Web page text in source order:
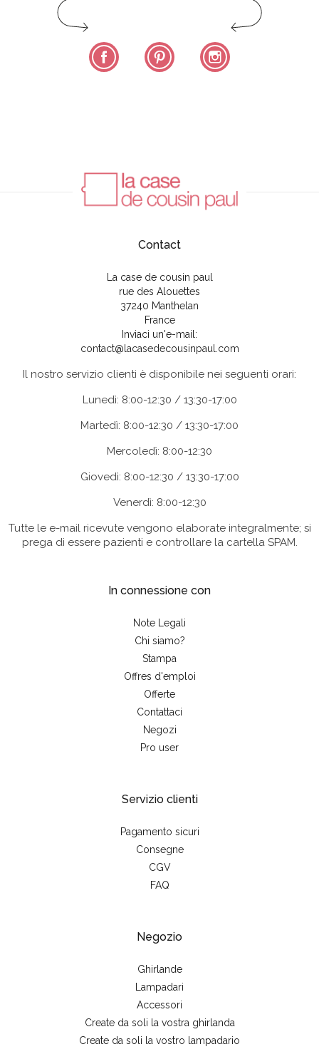
Facebook Pinterest
Contact
La case de cousin paul
rue des Alouettes
37240 Manthelan
France
Inviaci un'e-mail:
contact@lacasedecousinpaul.com
Il nostro servizio clienti è disponibile nei seguenti orari:
Lunedì: 8:00-12:30 / 13:30-17:00
Martedì: 8:00-12:30 / 13:30-17:00
Mercoledì: 8:00-12:30
Giovedì: 8:00-12:30 / 13:30-17:00
Venerdì: 8:00-12:30
Tutte le e-mail ricevute vengono elaborate integralmente; si
prega di essere pazienti e controllare la cartella SPAM.
In connessione con
Note Legali
Chi siamo?
Stampa
Offres d'emploi
Offerte
Contattaci
Negozi
Pro user
Servizio clienti
Pagamento sicuri
Consegne
CGV
FAQ
Negozio
Ghirlande
Lampadari
Accessori
Create da soli la vostra ghirlanda
Create da soli la vostro lampadario